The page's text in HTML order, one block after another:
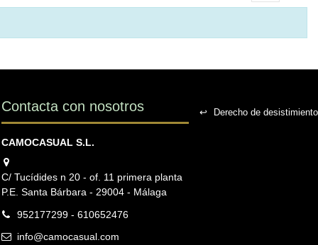
Contacta con nosotros
CAMOCASUAL S.L.
C/ Tucídides n 20 - of. 11 primera planta
P.E. Santa Bárbara - 29004 - Málaga
952177299 - 610652476
info@camocasual.com
↩ Derecho de desistimiento